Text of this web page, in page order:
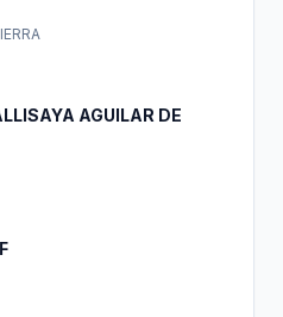
AGUILAR DE